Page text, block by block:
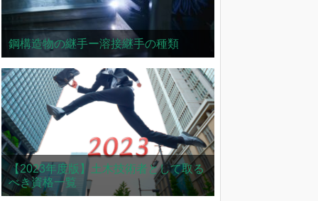
鋼構造物の継手ー溶接継手の種類
【2023年度版】土木技術者として取る
べき資格一覧